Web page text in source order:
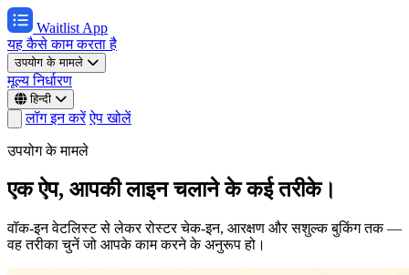
Waitlist App
यह कैसे काम करता है
उपयोग के मामले
मूल्य निर्धारण
हिन्दी
लॉग इन करें ऐप खोलें
उपयोग के मामले
एक ऐप, आपकी लाइन चलाने के कई तरीके।
वॉक-इन वेटलिस्ट से लेकर रोस्टर चेक-इन, आरक्षण और सशुल्क बुकिंग तक —
वह तरीका चुनें जो आपके काम करने के अनुरूप हो।